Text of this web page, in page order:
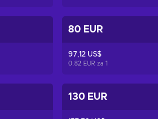
80 EUR
97,12 US$
0.82 EUR za 1
130 EUR